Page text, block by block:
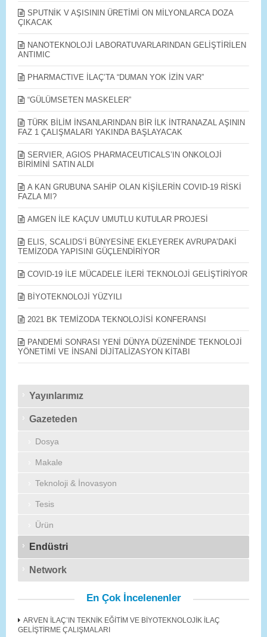
SPUTNİK V AŞISININ ÜRETİMİ ON MİLYONLARCA DOZA
ÇIKACAK
​NANOTEKNOLOJİ LABORATUVARLARINDAN GELİŞTİRİLEN
ANTIMIC
PHARMACTIVE İLAÇ’TA “DUMAN YOK İZİN VAR”
“GÜLÜMSETEN MASKELER”
TÜRK BİLİM İNSANLARINDAN BİR İLK İNTRANAZAL AŞININ
FAZ 1 ÇALIŞMALARI YAKINDA BAŞLAYACAK
SERVIER, AGIOS PHARMACEUTICALS’IN ONKOLOJİ
BİRİMİNİ SATIN ALDI
A KAN GRUBUNA SAHİP OLAN KİŞİLERİN COVID-19 RİSKİ
FAZLA MI?
AMGEN İLE KAÇUV UMUTLU KUTULAR PROJESİ
ELIS, SCALIDS’İ BÜNYESİNE EKLEYEREK AVRUPA’DAKİ
TEMİZODA YAPISINI GÜÇLENDİRİYOR
COVID-19 İLE MÜCADELE İLERİ TEKNOLOJİ GELİŞTİRİYOR
BİYOTEKNOLOJİ YÜZYILI
2021 BK TEMİZODA TEKNOLOJİSİ KONFERANSI
PANDEMİ SONRASI YENİ DÜNYA DÜZENİNDE TEKNOLOJİ
YÖNETİMİ VE İNSANİ DİJİTALİZASYON KİTABI
Yayınlarımız
Gazeteden
Dosya
Makale
Teknoloji & İnovasyon
Tesis
Ürün
Endüstri
Network
En Çok İncelenenler
ARVEN İLAÇ’IN TEKNİK EĞİTİM VE BİYOTEKNOLOJİK İLAÇ
GELİŞTİRME ÇALIŞMALARI